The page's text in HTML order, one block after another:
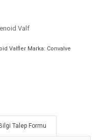
Valf
Valfler Marka: Convalve
Bilgi Talep Formu